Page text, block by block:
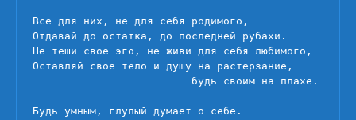
Все для них, не для себя родимого,
Отдавай до остатка, до последней рубахи.
Не теши свое эго, не живи для себя любимого,
Оставляй свое тело и душу на растерзание,
Будь умным, глупый думает о себе.